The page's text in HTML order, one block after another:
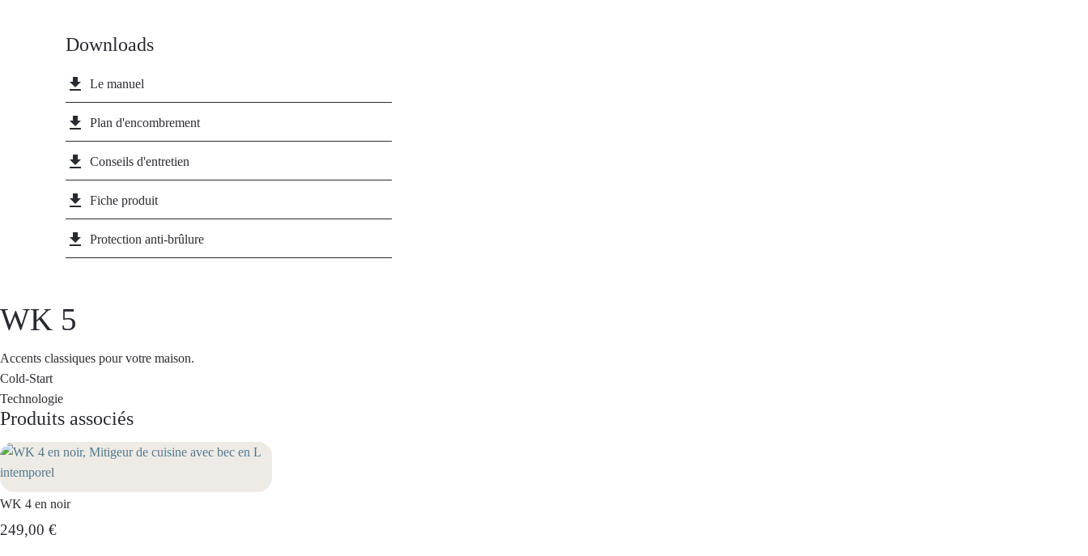
Downloads
file_download Le manuel
file_download Plan d'encombrement
file_download Conseils d'entretien
file_download Fiche produit
file_download Protection anti-brûlure
WK 5
Accents classiques pour votre maison.
Cold-Start
Technologie
Produits associés
WK 4 en noir
249,00 €